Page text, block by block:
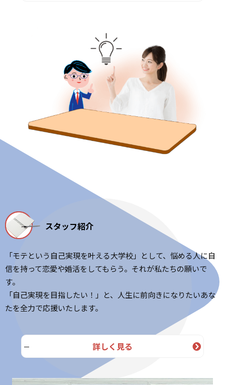
スタッフ紹介
「モテという自己実現を叶える大学校」として、悩める人に自
信を持って恋愛や婚活をしてもらう。それが私たちの願いで
す。
「自己実現を目指したい！」と、人生に前向きになりたいあな
たを全力で応援いたします。
詳しく見る